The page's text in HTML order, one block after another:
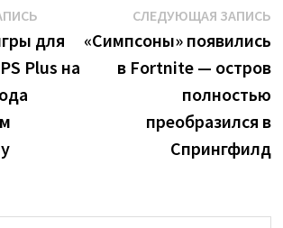
Предыдущая
запись:
для
Plus на
СЛЕДУЮЩАЯ ЗАПИСЬ
«Симпсоны» появились
в Fortnite — остров
полностью
преобразился в
Спрингфилд